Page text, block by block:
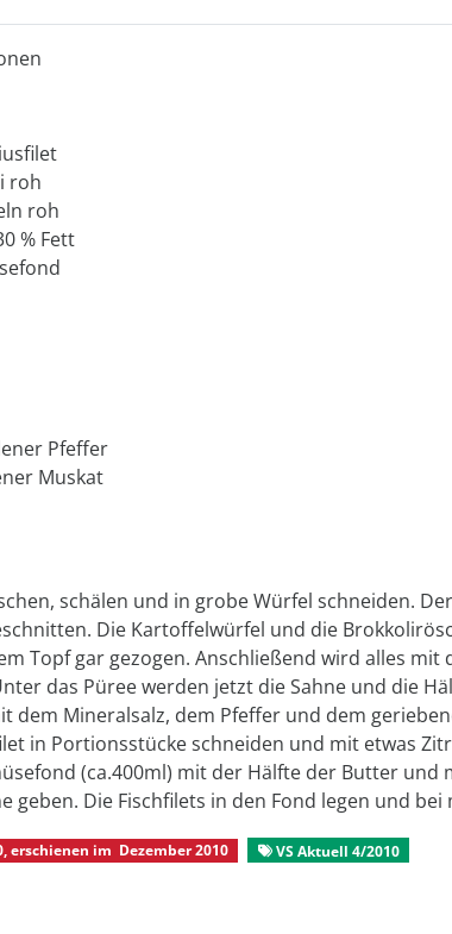
roh
roh
% Fett
Pfeffer
Muskat
schälen und in grobe Würfel schneiden.
Die Kartoffelwürfel und die
Topf gar gezogen. Anschließend wird alles
das Püree werden jetzt die Sahne und die
dem Mineralsalz, dem Pfeffer und dem
in Portionsstücke schneiden und mit etwas
(ca.400ml) mit der Hälfte der Butter und
geben. Die Fischfilets in den Fond legen und
, erschienen im Dezember 2010 VS Aktuell 4/2010